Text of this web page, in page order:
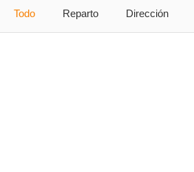
Todo Reparto Dirección